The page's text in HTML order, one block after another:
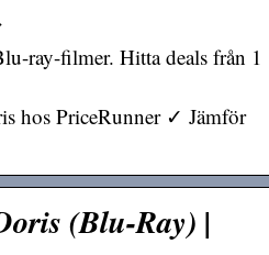
ray-filmer. Hitta deals från 1
hos PriceRunner ✓ Jämför
(Blu-Ray) |